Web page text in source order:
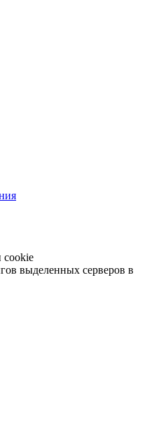
cookie
выделенных серверов в